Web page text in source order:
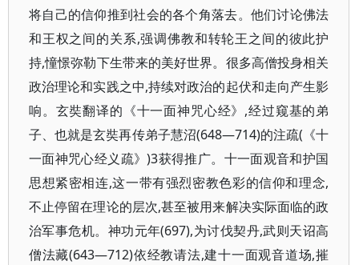
将自己的信仰推到社会的各个角落去。他们讨论佛法
和王权之间的关系,强调佛教和转轮王之间的彼此护
持,憧憬弥勒下生带来的美好世界。很多高僧投身相关
政治理论和实践之中,持续对政治的起伏和走向产生影
响。玄奘翻译的《十一面神咒心经》,经过窥基的弟
子、也就是玄奘再传弟子慧沼(648—714)的注疏(《十
一面神咒心经义疏》)3获得推广。十一面观音和护国
思想紧密相连,这一带有强烈密教色彩的信仰和理念,
不止停留在理论的层次,甚至被用来解决实际面临的政
治军事危机。神功元年(697),为讨伐契丹,武则天诏高
僧法藏(643—712)依经教请法,建十一面观音道场,摧